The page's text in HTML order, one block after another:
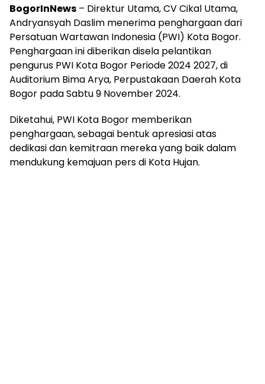
BogorInNews – Direktur Utama, CV Cikal Utama,
Andryansyah Daslim menerima penghargaan dari
Persatuan Wartawan Indonesia (PWI) Kota Bogor.
Penghargaan ini diberikan disela pelantikan
pengurus PWI Kota Bogor Periode 2024 2027, di
Auditorium Bima Arya, Perpustakaan Daerah Kota
Bogor pada Sabtu 9 November 2024.
Diketahui, PWI Kota Bogor memberikan
penghargaan, sebagai bentuk apresiasi atas
dedikasi dan kemitraan mereka yang baik dalam
mendukung kemajuan pers di Kota Hujan.